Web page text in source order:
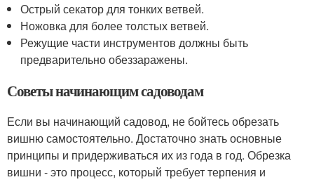
Острый секатор для тонких ветвей.
Ножовка для более толстых ветвей.
Режущие части инструментов должны быть
предварительно обеззаражены.
Советы начинающим садоводам
Если вы начинающий садовод, не бойтесь обрезать
вишню самостоятельно. Достаточно знать основные
принципы и придерживаться их из года в год. Обрезка
вишни - это процесс, который требует терпения и